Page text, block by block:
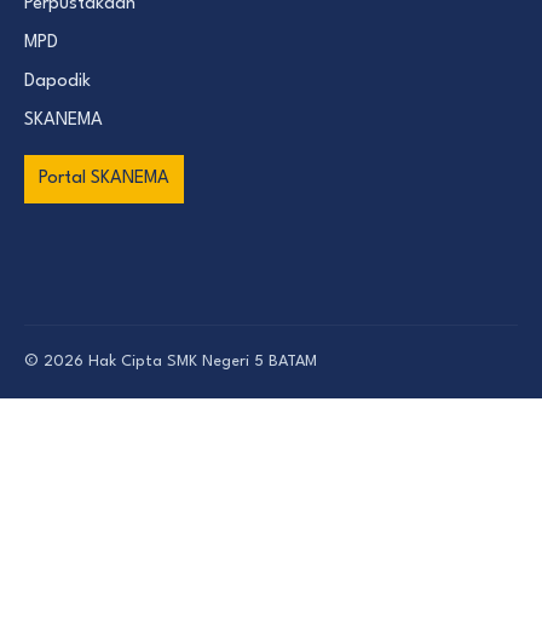
Perpustakaan
MPD
Dapodik
SKANEMA
Portal SKANEMA
© 2026 Hak Cipta SMK Negeri 5 BATAM